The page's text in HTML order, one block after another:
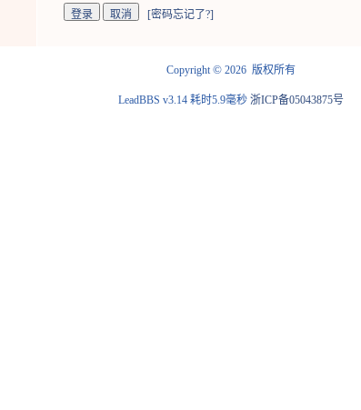
[密码忘记了?]
Copyright© 2026 版权所有
LeadBBS v3.14 耗时5.9毫秒 浙ICP备05043875号